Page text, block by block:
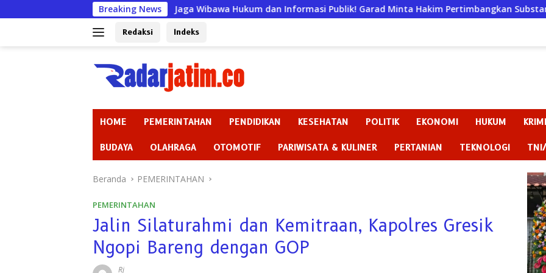
ke
Breaking News
Jaga Wibawa Hukum dan Informasi Publik! Garad Minta Hakim Pertimbangkan Substansi Perkara
Redaksi Indeks
HOME PEMERINTAHAN PENDIDIKAN KESEHATAN POLITIK EKONOMI HUKUM
BUDAYA OLAHRAGA OTOMOTIF PARIWISATA & KULINER PERTANIAN TEKNOLOGI
Beranda PEMERINTAHAN
PEMERINTAHAN
Jalin Silaturahmi dan Kemitraan, Kapolres Gresik
Ngopi Bareng dengan GOP
Rj